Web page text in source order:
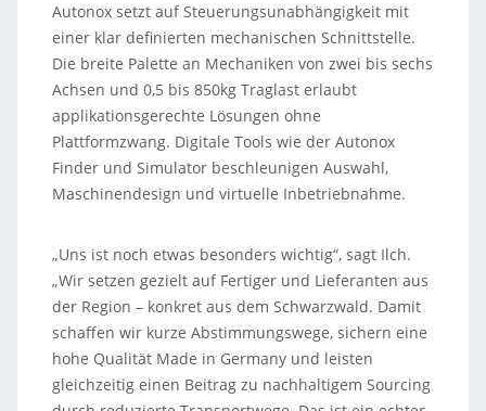
Autonox setzt auf Steuerungsunabhängigkeit mit
einer klar definierten mechanischen Schnittstelle.
Die breite Palette an Mechaniken von zwei bis sechs
Achsen und 0,5 bis 850kg Traglast erlaubt
applikationsgerechte Lösungen ohne
Plattformzwang. Digitale Tools wie der Autonox
Finder und Simulator beschleunigen Auswahl,
Maschinendesign und virtuelle Inbetriebnahme.
„Uns ist noch etwas besonders wichtig“, sagt Ilch.
„Wir setzen gezielt auf Fertiger und Lieferanten aus
der Region – konkret aus dem Schwarzwald. Damit
schaffen wir kurze Abstimmungswege, sichern eine
hohe Qualität Made in Germany und leisten
gleichzeitig einen Beitrag zu nachhaltigem Sourcing